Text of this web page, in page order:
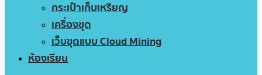
กระเป๋าเก็บเหรียญ
เครื่องขุด
เว็บขุดแบบ Cloud Mining
ห้องเรียน